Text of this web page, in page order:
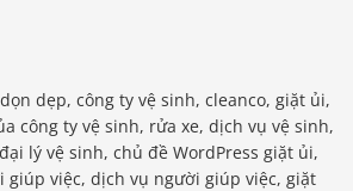
dẹp, công ty vệ sinh, cleanco, giặt ủi,
công ty vệ sinh, rửa xe, dịch vụ vệ sinh,
lý vệ sinh, chủ đề WordPress giặt ủi,
giúp việc, dịch vụ người giúp việc, giặt